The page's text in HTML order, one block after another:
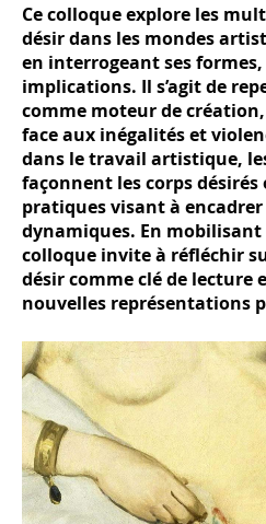
Ce colloque explore les
désir dans les mondes
en interrogeant ses
implications. Il s’agit de
comme moteur de
face aux inégalités et
dans le travail artistique,
façonnent les corps
pratiques visant à
dynamiques. En mobilisant
colloque invite à réfléchir
désir comme clé de lecture
nouvelles représentations